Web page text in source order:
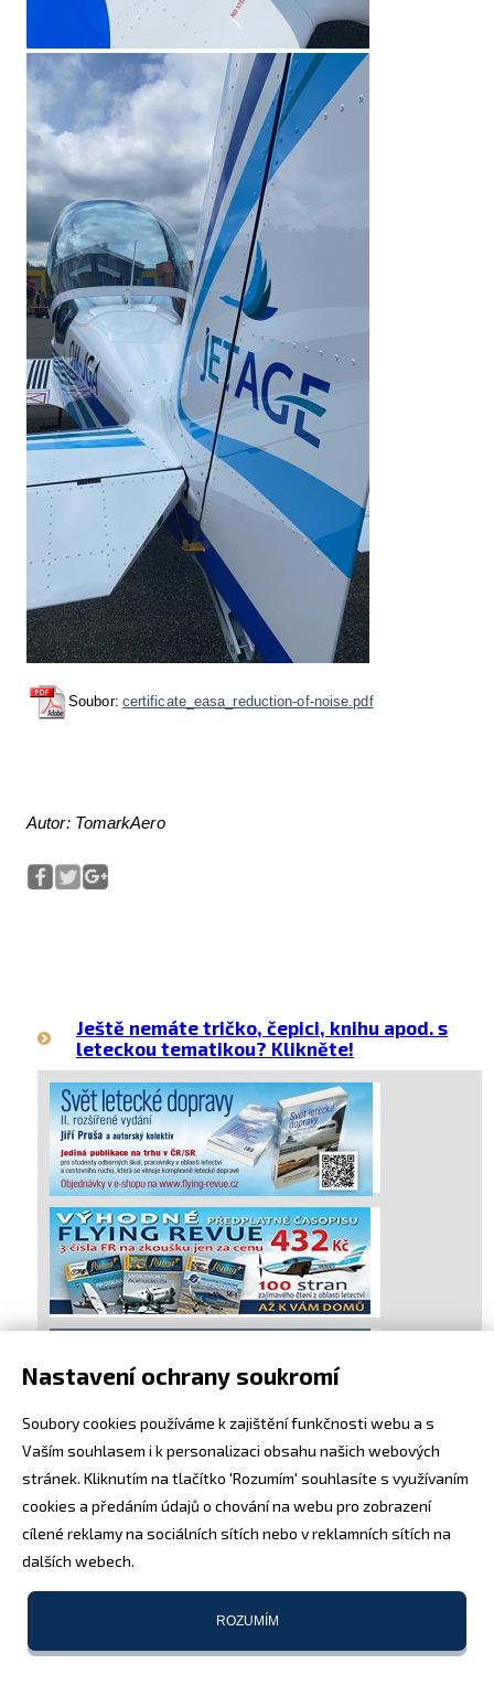
Soubor: certificate_easa_reduction-of-noise.pdf
Autor: TomarkAero
Ještě nemáte tričko, čepici, knihu apod. s
leteckou tematikou? Klikněte!
Nastavení ochrany soukromí
Soubory cookies používáme k zajištění funkčnosti webu a s
Vaším souhlasem i k personalizaci obsahu našich webových
stránek. Kliknutím na tlačítko 'Rozumím' souhlasíte s využívaním
cookies a předáním údajů o chování na webu pro zobrazení
cílené reklamy na sociálních sítích nebo v reklamních sítích na
dalších webech.
ROZUMÍM